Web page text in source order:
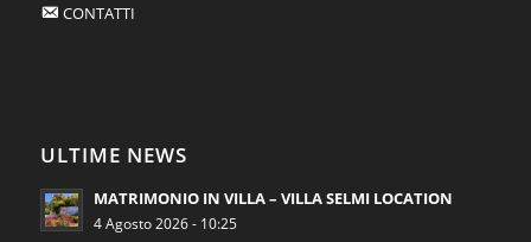
CONTATTI
ULTIME NEWS
MATRIMONIO IN VILLA – VILLA SELMI LOCATION
4 Agosto 2026 - 10:25